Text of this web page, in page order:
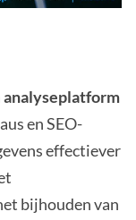
analyseplatform
en SEO-
effectiever
bijhouden van